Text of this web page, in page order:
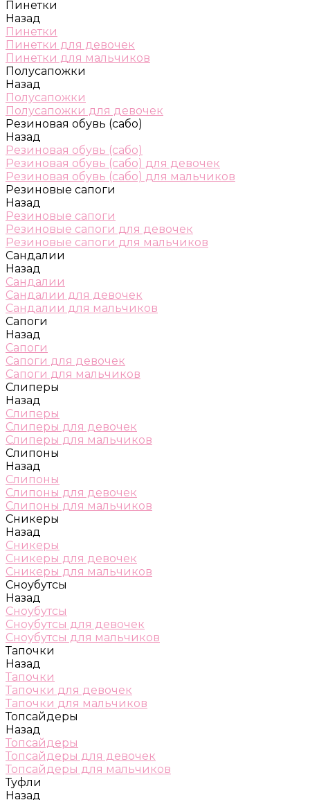
Пинетки
Назад
Пинетки
Пинетки для девочек
Пинетки для мальчиков
Полусапожки
Назад
Полусапожки
Полусапожки для девочек
Резиновая обувь (сабо)
Назад
Резиновая обувь (сабо)
Резиновая обувь (сабо) для девочек
Резиновая обувь (сабо) для мальчиков
Резиновые сапоги
Назад
Резиновые сапоги
Резиновые сапоги для девочек
Резиновые сапоги для мальчиков
Сандалии
Назад
Сандалии
Сандалии для девочек
Сандалии для мальчиков
Сапоги
Назад
Сапоги
Сапоги для девочек
Сапоги для мальчиков
Слиперы
Назад
Слиперы
Слиперы для девочек
Слиперы для мальчиков
Слипоны
Назад
Слипоны
Слипоны для девочек
Слипоны для мальчиков
Сникеры
Назад
Сникеры
Сникеры для девочек
Сникеры для мальчиков
Сноубутсы
Назад
Сноубутсы
Сноубутсы для девочек
Сноубутсы для мальчиков
Тапочки
Назад
Тапочки
Тапочки для девочек
Тапочки для мальчиков
Топсайдеры
Назад
Топсайдеры
Топсайдеры для девочек
Топсайдеры для мальчиков
Туфли
Назад